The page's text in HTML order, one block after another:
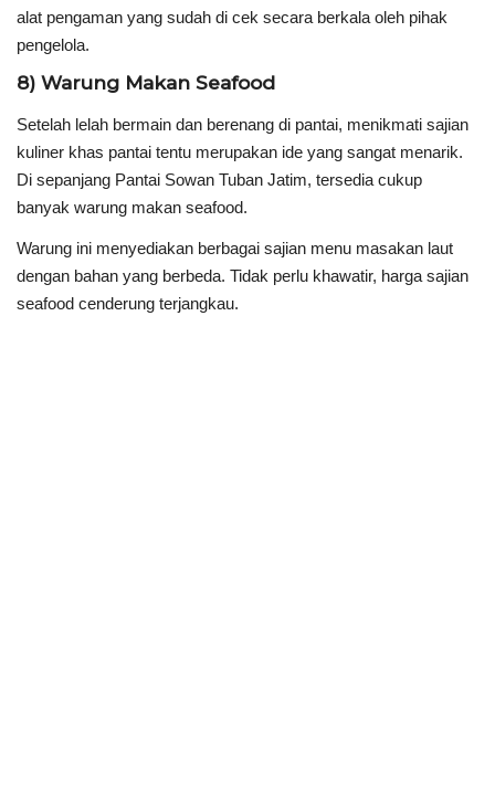
alat pengaman yang sudah di cek secara berkala oleh pihak
pengelola.
8) Warung Makan Seafood
Setelah lelah bermain dan berenang di pantai, menikmati sajian
kuliner khas pantai tentu merupakan ide yang sangat menarik.
Di sepanjang Pantai Sowan Tuban Jatim, tersedia cukup
banyak warung makan seafood.
Warung ini menyediakan berbagai sajian menu masakan laut
dengan bahan yang berbeda. Tidak perlu khawatir, harga sajian
seafood cenderung terjangkau.